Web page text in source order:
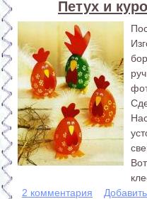
Петух и
2 комментария